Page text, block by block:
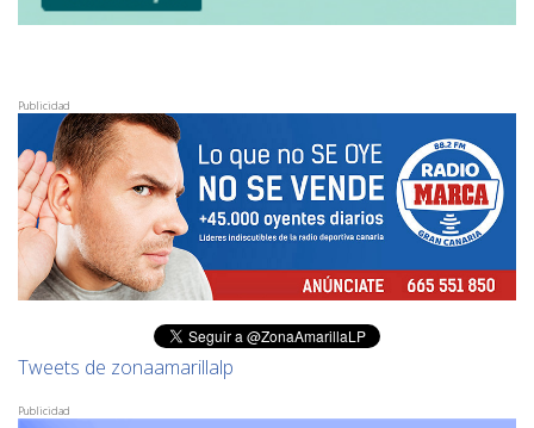
Publicidad
Tweets de zonaamarillalp
Publicidad